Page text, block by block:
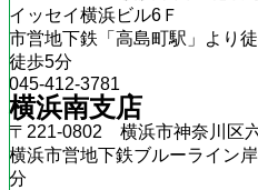
イッセイ横浜ビル6Ｆ
市営地下鉄「高島町駅」より
徒歩5分
045-412-3781
横浜南支店
〒221-0802 横浜市神奈川区
横浜市営地下鉄ブルーライン
分